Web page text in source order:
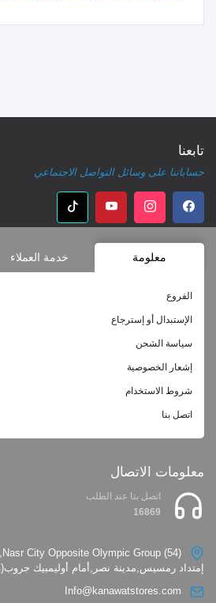
تابعنا
حساباتنا على وسائل التواصل الاجتماعي
معلومة خدمة العملاء
معلومات الاتصال
اتصل بنا عند الطلب
16869
إمتداد رمسيس,مدينة نصر,أمام أوليمبيك جروب(54)
Info@kanawatstores.com
الفروع
الإستبدال أو إسترجاع
سياسة الشحن
إشعار الخصوصية
شروط الاستخدام
اتصل بنا